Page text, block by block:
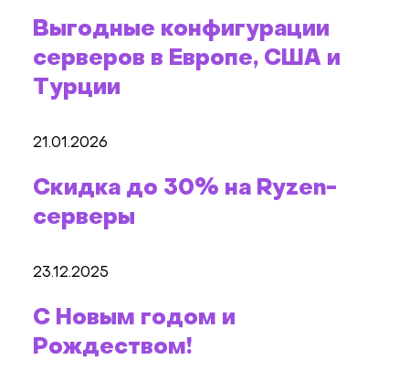
Выгодные конфигурации
серверов в Европе, США и
Турции
21.01.2026
Скидка до 30% на Ryzen-
серверы
23.12.2025
С Новым годом и
Рождеством!